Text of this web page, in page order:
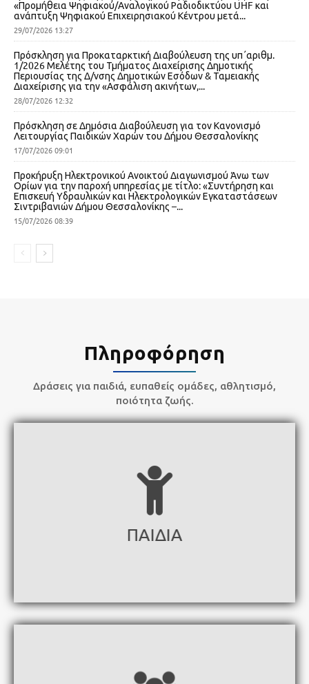
«Προμήθεια Ψηφιακού/Αναλογικού Ραδιοδικτύου UHF και
ανάπτυξη Ψηφιακού Επιχειρησιακού Κέντρου μετά...
29/07/2026 13:27
Πρόσκληση για Προκαταρκτική Διαβούλευση της υπ΄αριθμ.
1/2026 Μελέτης του Τμήματος Διαχείρισης Δημοτικής
Περιουσίας της Δ/νσης Δημοτικών Εσόδων & Ταμειακής
Διαχείρισης για την «Ασφάλιση ακινήτων,...
28/07/2026 12:32
Πρόσκληση σε Δημόσια Διαβούλευση για τον Κανονισμό
Λειτουργίας Παιδικών Χαρών του Δήμου Θεσσαλονίκης
17/07/2026 09:01
Προκήρυξη Ηλεκτρονικού Ανοικτού Διαγωνισμού Άνω των
Ορίων για την παροχή υπηρεσίας με τίτλο: «Συντήρηση και
Επισκευή Υδραυλικών και Ηλεκτρολογικών Εγκαταστάσεων
Σιντριβανιών Δήμου Θεσσαλονίκης –...
15/07/2026 08:39
Πληροφόρηση
Δράσεις για παιδιά, ευπαθείς ομάδες, αθλητισμό,
ποιότητα ζωής.
ΠΑΙΔΙΑ